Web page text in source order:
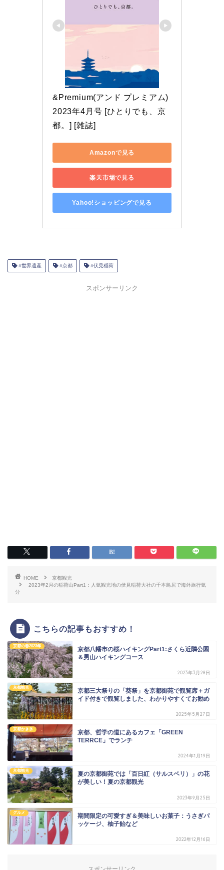
&Premium(アンド プレミアム)
2023年4月号 [ひとりでも、京
都。] [雑誌]
Amazonで見る
楽天市場で見る
Yahoo!ショッピングで見る
#世界遺産 #京都 #伏見稲荷
スポンサーリンク
HOME
京都観光
2023年2月の稲荷山Part1：人気観光地の伏見稲荷大社の千本鳥居で海外旅行気
分
こちらの記事もおすすめ！
京都の春2023年
京都八幡市の桜ハイキングPart1:さくら近隣公園
＆男山ハイキングコース
2023年3月28日
京都観光
京都三大祭りの「葵祭」を京都御苑で観覧席＋ガ
イド付きで観覧しました、わかりやすくてお勧め
2025年5月27日
京都かき氷
京都、哲学の道にあるカフェ「GREEN
TERRCE」でランチ
2024年1月19日
京都観光
夏の京都御苑では「百日紅（サルスベリ）」の花
が美しい！夏の京都観光
2023年9月25日
グルメ
期間限定の可愛すぎ＆美味しいお菓子：うさぎパ
ッケージ、柚子飴など
2022年12月16日